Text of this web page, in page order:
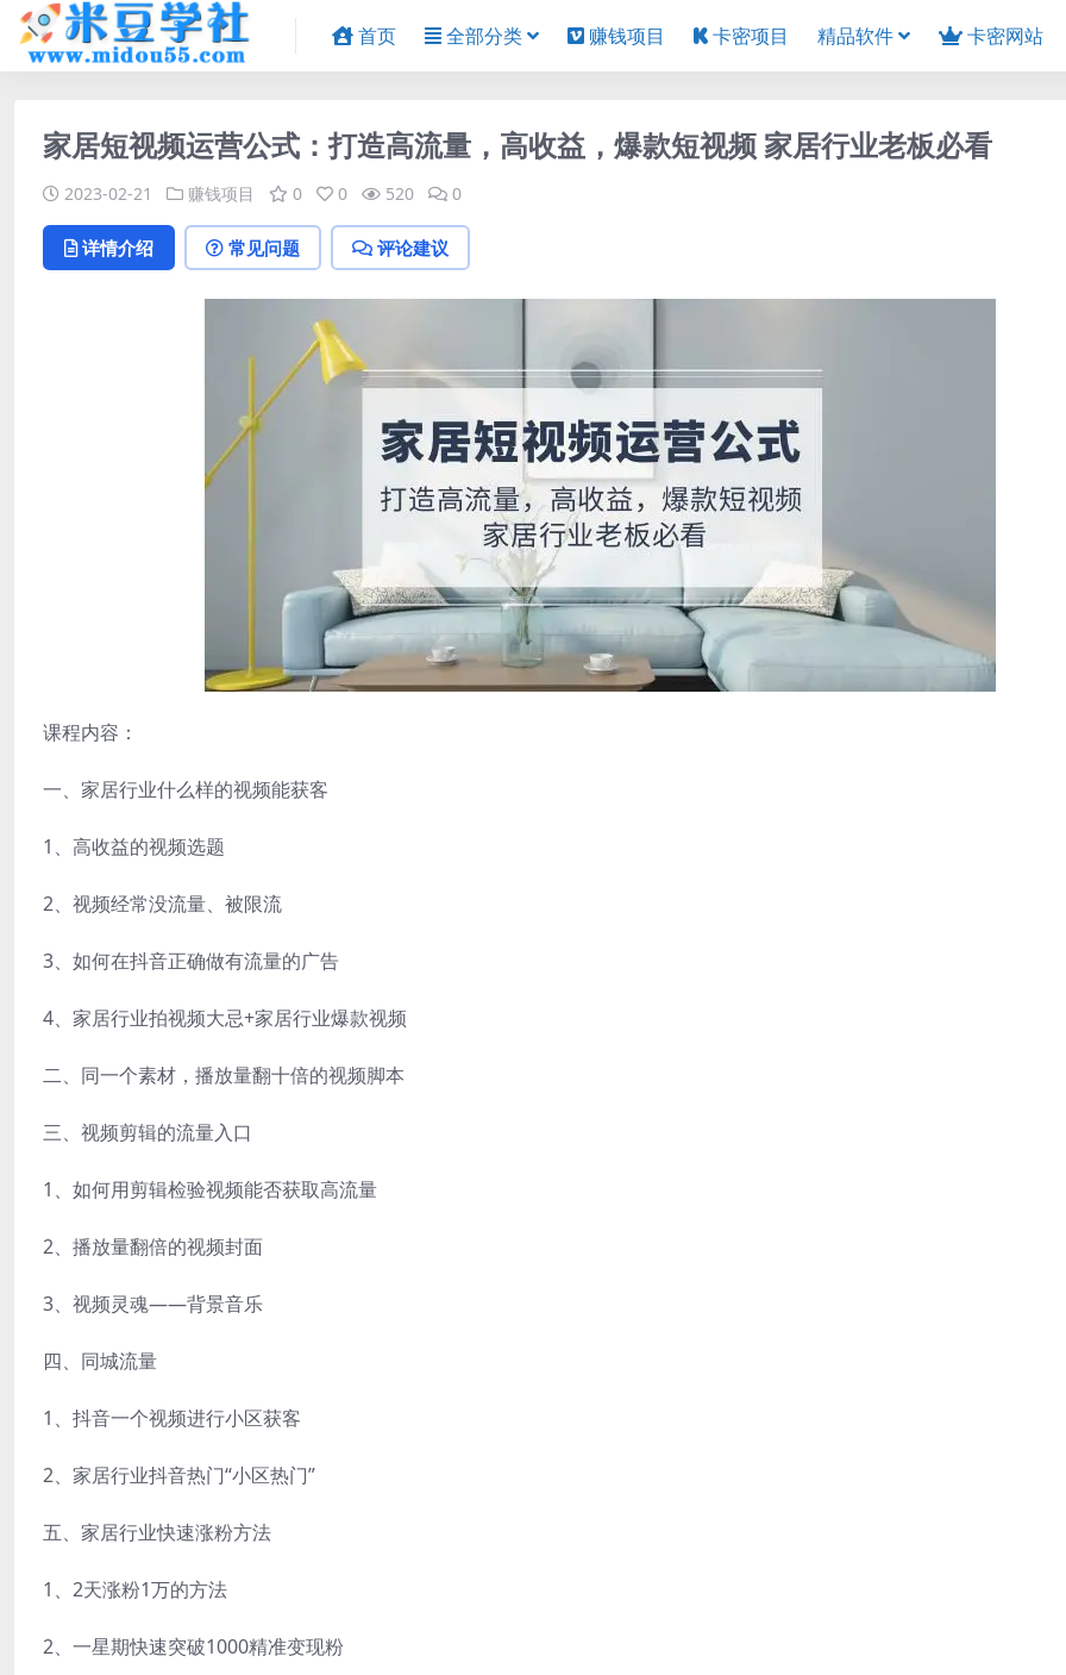
首页 全部分类 赚钱项目 卡密项目 精品软件 卡密网站
家居短视频运营公式：打造高流量，高收益，爆款短视频 家居行业老板必看
2023-02-21 赚钱项目 0 0 520 0
详情介绍 常见问题 评论建议
课程内容：
一、家居行业什么样的视频能获客
1、高收益的视频选题
2、视频经常没流量、被限流
3、如何在抖音正确做有流量的广告
4、家居行业拍视频大忌+家居行业爆款视频
二、同一个素材，播放量翻十倍的视频脚本
三、视频剪辑的流量入口
1、如何用剪辑检验视频能否获取高流量
2、播放量翻倍的视频封面
3、视频灵魂——背景音乐
四、同城流量
1、抖音一个视频进行小区获客
2、家居行业抖音热门“小区热门”
五、家居行业快速涨粉方法
1、2天涨粉1万的方法
2、一星期快速突破1000精准变现粉